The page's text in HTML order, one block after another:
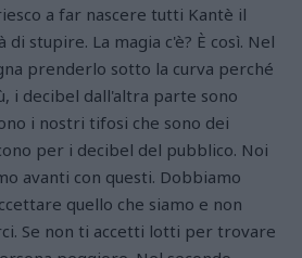
a far nascere tutti Kantè il
di stupire. La magia c'è? È così. Nel
prenderlo sotto la curva perché
i decibel dall'altra parte sono
i nostri tifosi che sono dei
per i decibel del pubblico. Noi
avanti con questi. Dobbiamo
quello che siamo e non
Se non ti accetti lotti per trovare